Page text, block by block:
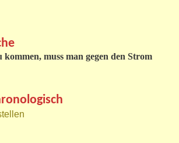
kommen, muss man gegen den Strom